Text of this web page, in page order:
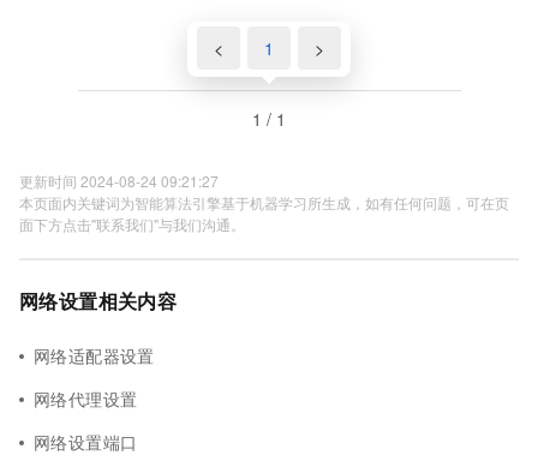
< 1 >
1 / 1
更新时间 2024-08-24 09:21:27
本页面内关键词为智能算法引擎基于机器学习所生成，如有任何问题，可在页
面下方点击"联系我们"与我们沟通。
网络设置相关内容
网络适配器设置
网络代理设置
网络设置端口